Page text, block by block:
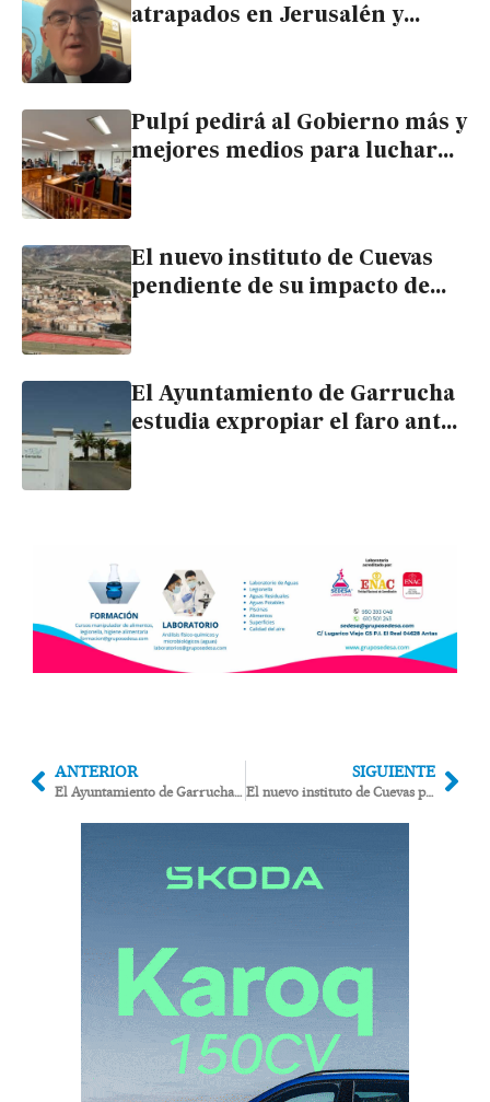
atrapados en Jerusalén y
Pulpí pedirá al Gobierno más y
mejores medios para luchar
El nuevo instituto de Cuevas
pendiente de su impacto de
El Ayuntamiento de Garrucha
estudia expropiar el faro ante
ANTERIOR
El Ayuntamiento de Garrucha estudia expropiar el faro ante su inminente subasta
SIGUIENTE
El nuevo instituto de Cuevas pendiente de su impacto de género en el planeamiento urbanístico